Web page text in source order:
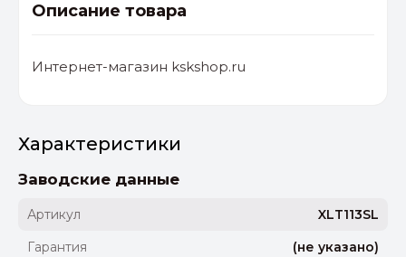
Описание товара
Интернет-магазин kskshop.ru
Характеристики
Заводские данные
Артикул
XLT113SL
Гарантия
(не указано)